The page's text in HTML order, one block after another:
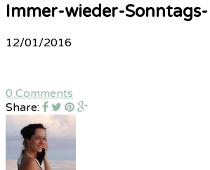
Immer-wieder-
12/01/2016
0 Comments
Share: